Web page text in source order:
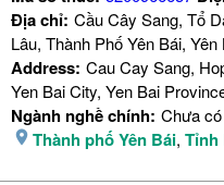
Địa chỉ: Cầu Cây Sang, Tổ
Lâu, Thành Phố Yên Bái, Yên
Address: Cau Cay Sang,
Yen Bai City, Yen Bai
Ngành nghề chính: Chưa
Thành phố Yên Bái, Tỉnh